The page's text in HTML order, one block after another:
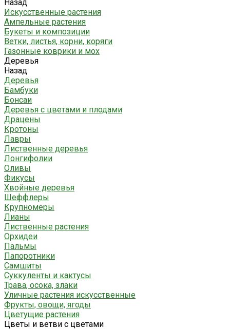
Назад
Искусственные растения
Ампельные растения
Букеты и композиции
Ветки, листья, корни, коряги
Газонные коврики и мох
Деревья
Назад
Деревья
Бамбуки
Бонсаи
Деревья с цветами и плодами
Драцены
Кротоны
Лавры
Лиственные деревья
Лонгифолии
Оливы
Фикусы
Хвойные деревья
Шеффлеры
Крупномеры
Лианы
Лиственные растения
Орхидеи
Пальмы
Папоротники
Самшиты
Суккуленты и кактусы
Трава, осока, злаки
Уличные растения искусственные
Фрукты, овощи, ягоды
Цветущие растения
Цветы и ветви с цветами